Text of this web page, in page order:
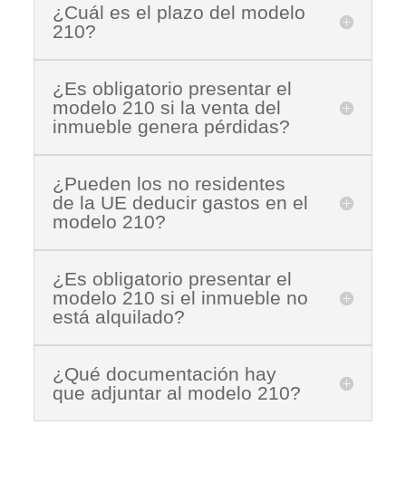
¿Cuál es el plazo del modelo
210?
¿Es obligatorio presentar el
modelo 210 si la venta del
inmueble genera pérdidas?
¿Pueden los no residentes
de la UE deducir gastos en el
modelo 210?
¿Es obligatorio presentar el
modelo 210 si el inmueble no
está alquilado?
¿Qué documentación hay
que adjuntar al modelo 210?